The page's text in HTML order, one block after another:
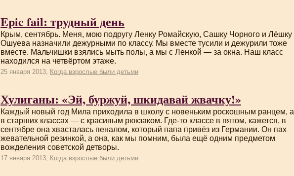
Epic fail: трудный день
Крым, сентябрь. Меня, мою подругу Ленку Ромайскую, Сашку Чорного и Лёшку
Ошуева назначили дежурными по классу. Мы вместе тусили и дежурили тоже
вместе. Мальчишки взялись мыть полы, а мы с Ленкой — за окна. Наш класс
находился на четвёртом этаже.
25 января 2013, Когда взрослые были детьми
Хулиганы: «Эй, буржуй, шкидавай жвачку!»
Каждый новый год Мила приходила в школу с новеньким роскошным ранцем, а
в старших классах — с красивым рюкзаком. Где-то классе в пятом, кажется, в
сентябре она хвасталась пеналом, который папа привёз из Германии. Он пах
жевательной резинкой, а она, как мы помним, была ещё одним предметом
вожделения советской детворы.
17 января 2013, Когда взрослые были детьми